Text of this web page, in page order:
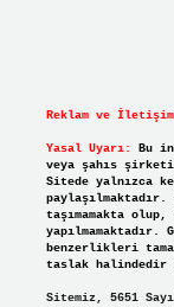
Reklam ve
Yasal Uyarı:
Bu
veya şahıs
Sitede yalnızca
taşımamakta
benzerlikleri
taslak halindedir
Sitemiz, 5651